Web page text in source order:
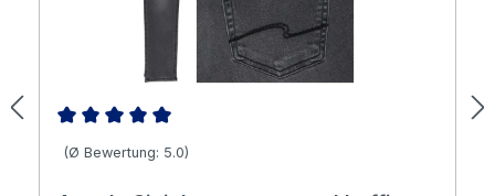
Durchschnittliche Bewertung von 5 von 5 Sternen
(Ø Bewertung: 5.0)